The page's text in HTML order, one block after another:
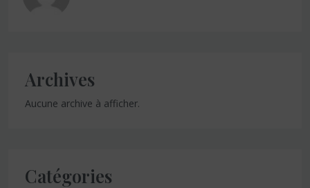
Archives
Aucune archive à afficher.
Catégories